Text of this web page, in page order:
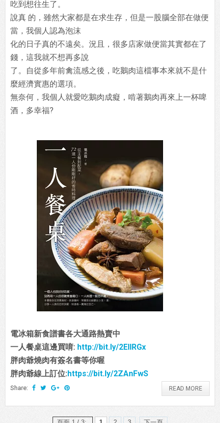
吃到想往生了。
說真 的，雖然大家都是在求生存，但是一股腦全部在做便
當，我個人認為泡沫
化的日子真的不遠矣。況且，很多店家做便當其實都在了
錢，這我就不想再多說
了。自從多年前禽流感之後，吃鵝肉這檔事本來就不是什
麼經濟實惠的選項。
無奈何，我個人就愛吃鵝肉成癡，啃著鵝肉再來上一杯啤
酒，多幸福?
電冰箱新食譜書各大通路熱賣中
一人餐桌這邊買唷: http://bit.ly/2EIIRGx
胖肉爺燒肉有簽名書等你喔
胖肉爺線上訂位:https://bit.ly/2ZAnFwS
Share: READ MORE